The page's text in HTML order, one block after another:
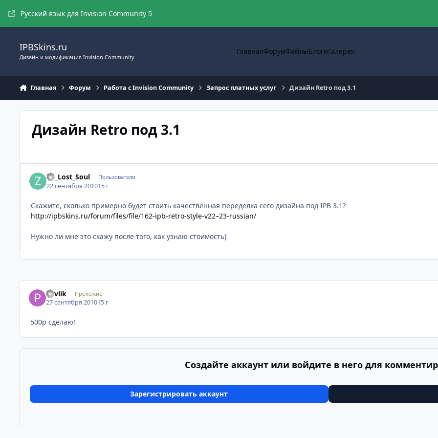
Русский язык для Invision Community 5
IPBSkins.ru
Дизайн и модификация Invision Community
ГлавнаяФорумФайлыБлогиГалерея
Главная Форум Работа с Invision Community Запрос платных услуг Дизайн Retro под 3.1
Дизайн Retro под 3.1
ZX_Lost_Soul Пользователи
22 сентября 201015 г
Скажите, сколько примерно будет стоить качественная переделка сего дизайна под IPB 3.1?
http://ipbskins.ru/forum/files/file/162-ipb-retro-style-v22–23-russian/
Нужно ли мне это скажу после того, как узнаю стоимость)
Pavlik Прохожие
27 сентября 201015 г
500р сделаю!
Создайте аккаунт или войдите в него для
Зарегистрировать аккаунт